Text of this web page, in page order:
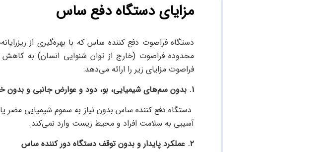
مزایای دستگاه دفع ساس
دستگاه فراصوت دفع کننده ساس که با بهره‌گیری از
محدوده فراصوت (خارج از توان شنوایی انسان) به
فراصوت مزایای زیر را ارائه می‌دهد:
1. بدون سم‌های شیمیایی، بو، دود و عوارض جانبی و بدون خطر
دستگاه دفع کننده ساس بدون نیاز به سموم شیمیایی
آسیبی به سلامت افراد و محیط زیست وارد نمی‌کند.
۲. عملکرد پایدار و بدون توقف دستگاه دور کننده ساس